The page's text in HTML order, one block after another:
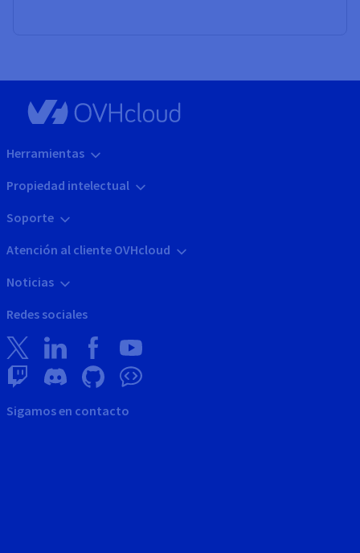
Herramientas
Propiedad intelectual
Soporte
Atención al cliente OVHcloud
Noticias
Redes sociales
Sigamos en contacto